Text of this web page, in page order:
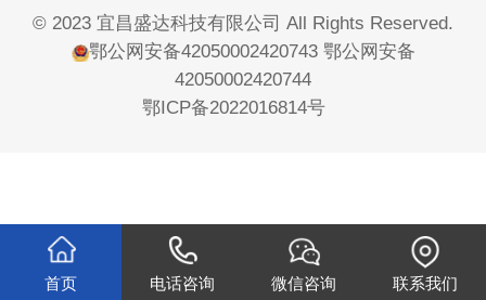
© 2023 宜昌盛达科技有限公司 All Rights Reserved.
鄂公网安备42050002420743 鄂公网安备
42050002420744
鄂ICP备2022016814号
首页 电话咨询 微信咨询 联系我们